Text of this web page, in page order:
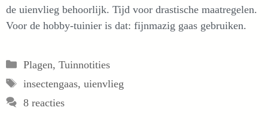
de uienvlieg behoorlijk. Tijd voor drastische maatregelen.
Voor de hobby-tuinier is dat: fijnmazig gaas gebruiken.
Categorieën
Plagen, Tuinnotities
Tags
insectengaas, uienvlieg
8 reacties